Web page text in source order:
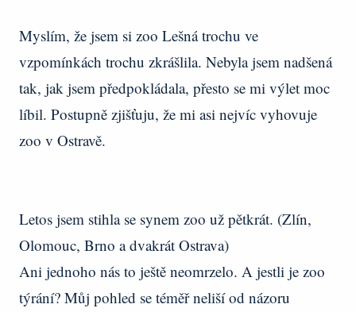
Myslím, že jsem si zoo Lešná trochu ve
vzpomínkách trochu zkrášlila. Nebyla jsem nadšená
tak, jak jsem předpokládala, přesto se mi výlet moc
líbil. Postupně zjišťuju, že mi asi nejvíc vyhovuje
zoo v Ostravě.
Letos jsem stihla se synem zoo už pětkrát. (Zlín,
Olomouc, Brno a dvakrát Ostrava)
Ani jednoho nás to ještě neomrzelo. A jestli je zoo
týrání? Můj pohled se téměř neliší od názoru